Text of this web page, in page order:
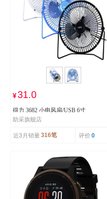
¥31.0
得力 3682 小电风扇/USB 6寸
助采旗舰店
近3月销量316笔 评价 0